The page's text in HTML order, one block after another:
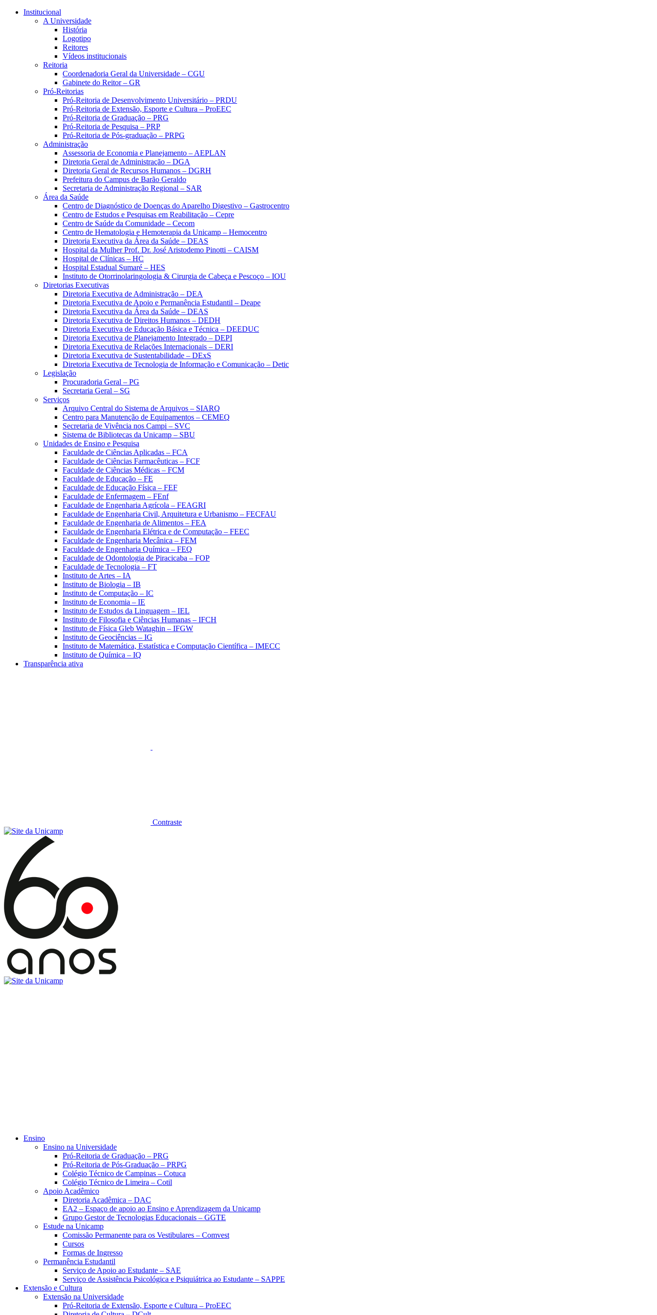
Conteúdo principal
Institucional
A Universidade
História
Logotipo
Reitores
Vídeos institucionais
Reitoria
Coordenadoria Geral da Universidade – CGU
Gabinete do Reitor – GR
Pró-Reitorias
Pró-Reitoria de Desenvolvimento Universitário – PRDU
Pró-Reitoria de Extensão, Esporte e Cultura – ProEEC
Pró-Reitoria de Graduação – PRG
Pró-Reitoria de Pesquisa – PRP
Pró-Reitoria de Pós-graduação – PRPG
Administração
Assessoria de Economia e Planejamento – AEPLAN
Diretoria Geral de Administração – DGA
Diretoria Geral de Recursos Humanos – DGRH
Prefeitura do Campus de Barão Geraldo
Secretaria de Administração Regional – SAR
Área da Saúde
Centro de Diagnóstico de Doenças do Aparelho Digestivo – Gastrocentro
Centro de Estudos e Pesquisas em Reabilitação – Cepre
Centro de Saúde da Comunidade – Cecom
Centro de Hematologia e Hemoterapia da Unicamp – Hemocentro
Diretoria Executiva da Área da Saúde – DEAS
Hospital da Mulher Prof. Dr. José Aristodemo Pinotti – CAISM
Hospital de Clínicas – HC
Hospital Estadual Sumaré – HES
Instituto de Otorrinolaringologia & Cirurgia de Cabeça e Pescoço – IOU
Diretorias Executivas
Diretoria Executiva de Administração – DEA
Diretoria Executiva de Apoio e Permanência Estudantil – Deape
Diretoria Executiva da Área da Saúde – DEAS
Diretoria Executiva de Direitos Humanos – DEDH
Diretoria Executiva de Educação Básica e Técnica – DEEDUC
Diretoria Executiva de Planejamento Integrado – DEPI
Diretoria Executiva de Relações Internacionais – DERI
Diretoria Executiva de Sustentabilidade – DExS
Diretoria Executiva de Tecnologia de Informação e Comunicação – Detic
Legislação
Procuradoria Geral – PG
Secretaria Geral – SG
Serviços
Arquivo Central do Sistema de Arquivos – SIARQ
Centro para Manutenção de Equipamentos – CEMEQ
Secretaria de Vivência nos Campi – SVC
Sistema de Bibliotecas da Unicamp – SBU
Unidades de Ensino e Pesquisa
Faculdade de Ciências Aplicadas – FCA
Faculdade de Ciências Farmacêuticas – FCF
Faculdade de Ciências Médicas – FCM
Faculdade de Educação – FE
Faculdade de Educação Física – FEF
Faculdade de Enfermagem – FEnf
Faculdade de Engenharia Agrícola – FEAGRI
Faculdade de Engenharia Civil, Arquitetura e Urbanismo – FECFAU
Faculdade de Engenharia de Alimentos – FEA
Faculdade de Engenharia Elétrica e de Computação – FEEC
Faculdade de Engenharia Mecânica – FEM
Faculdade de Engenharia Química – FEQ
Faculdade de Odontologia de Piracicaba – FOP
Faculdade de Tecnologia – FT
Instituto de Artes – IA
Instituto de Biologia – IB
Instituto de Computação – IC
Instituto de Economia – IE
Instituto de Estudos da Linguagem – IEL
Instituto de Filosofia e Ciências Humanas – IFCH
Instituto de Física Gleb Wataghin – IFGW
Instituto de Geociências – IG
Instituto de Matemática, Estatística e Computação Científica – IMECC
Instituto de Química – IQ
Transparência ativa
Contraste
Ensino
Ensino na Universidade
Pró-Reitoria de Graduação – PRG
Pró-Reitoria de Pós-Graduação – PRPG
Colégio Técnico de Campinas – Cotuca
Colégio Técnico de Limeira – Cotil
Apoio Acadêmico
Diretoria Acadêmica – DAC
EA2 – Espaço de apoio ao Ensino e Aprendizagem da Unicamp
Grupo Gestor de Tecnologias Educacionais – GGTE
Estude na Unicamp
Comissão Permanente para os Vestibulares – Comvest
Cursos
Formas de Ingresso
Permanência Estudantil
Serviço de Apoio ao Estudante – SAE
Serviço de Assistência Psicológica e Psiquiátrica ao Estudante – SAPPE
Extensão e Cultura
Extensão na Universidade
Pró-Reitoria de Extensão, Esporte e Cultura – ProEEC